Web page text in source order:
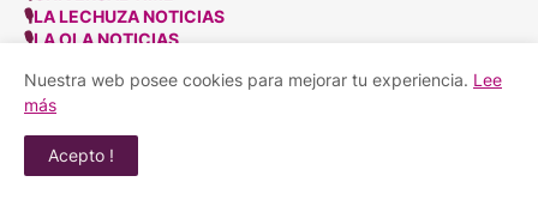
🎙LA LECHUZA NOTICIAS
🎙LA OLA NOTICIAS
🎙MAGAZINE LA WEB O NADA
Nuestra web posee cookies para mejorar tu experiencia. Lee
más
Acepto !